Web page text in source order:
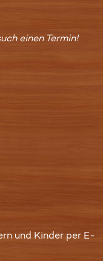
einen Termin!
und Kinder per E-